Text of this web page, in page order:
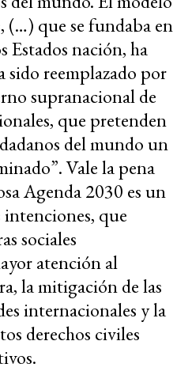
(…) que se fundaba en
Estados nación, ha
sido reemplazado por
supranacional de
que pretenden
del mundo un
Vale la pena
Agenda 2030 es un
que
sociales
atención al
la mitigación de las
internacionales y la
derechos civiles